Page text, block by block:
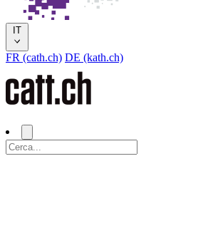
IT
FR (cath.ch) DE (kath.ch)